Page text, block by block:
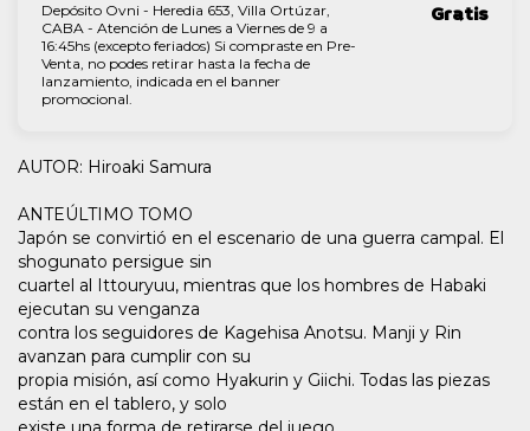
Depósito Ovni - Heredia 653, Villa Ortúzar,
CABA - Atención de Lunes a Viernes de 9 a
16:45hs (excepto feriados) Si compraste en Pre-
Venta, no podes retirar hasta la fecha de
lanzamiento, indicada en el banner
promocional.
Gratis
AUTOR: Hiroaki Samura
ANTEÚLTIMO TOMO
Japón se convirtió en el escenario de una guerra campal. El
shogunato persigue sin
cuartel al Ittouryuu, mientras que los hombres de Habaki
ejecutan su venganza
contra los seguidores de Kagehisa Anotsu. Manji y Rin
avanzan para cumplir con su
propia misión, así como Hyakurin y Giichi. Todas las piezas
están en el tablero, y solo